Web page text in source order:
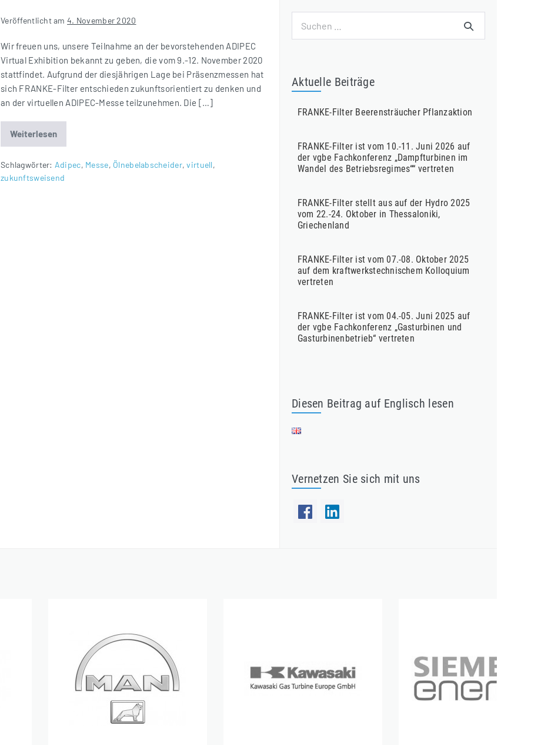
Veröffentlicht am 4. November 2020
Wir freuen uns, unsere Teilnahme an der bevorstehenden ADIPEC
Virtual Exhibition bekannt zu geben, die vom 9.-12. November 2020
stattfindet. Aufgrund der diesjährigen Lage bei Präsenzmessen hat
sich FRANKE-Filter entschieden zukunftsorientiert zu denken und
an der virtuellen ADIPEC-Messe teilzunehmen. Die […]
Weiterlesen
FRANKE-
Filter
der
ADIPEC
Virtual
Schlagwörter: Adipec, Messe, Ölnebelabscheider,virtuell,
zukunftsweisend
nach:
Aktuelle Beiträge
FRANKE-Filter Beerensträucher Pflanzaktion
FRANKE-Filter ist vom 10.-11. Juni 2026 auf
der vgbe Fachkonferenz „Dampfturbinen im
Wandel des Betriebsregimes““ vertreten
FRANKE-Filter stellt aus auf der Hydro 2025
vom 22.-24. Oktober in Thessaloniki,
Griechenland
FRANKE-Filter ist vom 07.-08. Oktober 2025
auf dem kraftwerkstechnischem Kolloquium
vertreten
FRANKE-Filter ist vom 04.-05. Juni 2025 auf
der vgbe Fachkonferenz „Gasturbinen und
Gasturbinenbetrieb“ vertreten
Diesen Beitrag auf Englisch lesen
Vernetzen Sie sich mit uns